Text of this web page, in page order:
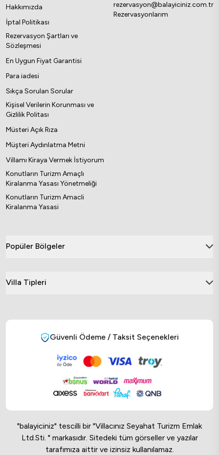
Hakkımızda
İptal Politikası
Rezervasyon Şartları ve
Sözleşmesi
En Uygun Fiyat Garantisi
Para iadesi
Sıkça Sorulan Sorular
Kişisel Verilerin Korunması ve
Gizlilik Politası
Müsteri Açık Rıza
Müşteri Aydınlatma Metni
Villamı Kiraya Vermek İstiyorum
Konutların Turizm Amaçlı
Kiralanma Yasası Yönetmeliği
Konutların Turizm Amacli
Kiralanma Yasasi
rezervasyon@balayiciniz.com.tr
Rezervasyonlarım
Popüler Bölgeler
Villa Tipleri
Güvenli Ödeme / Taksit Seçenekleri
"balayiciniz" tescilli bir "Villacınız Seyahat Turizm Emlak
Ltd.Sti. " markasıdır. Sitedeki tüm görseller ve yazılar
tarafımıza aittir ve izinsiz kullanılamaz.